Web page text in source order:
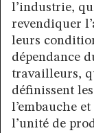
l’industrie,
revendiquer
leurs
dépendance
travailleurs,
définissent
l’embauche
l’unité de